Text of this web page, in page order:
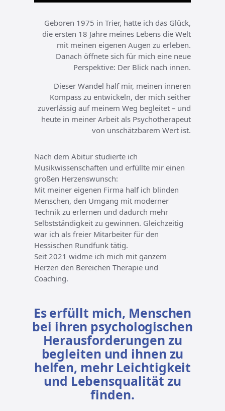
Geboren 1975 in Trier, hatte ich das Glück,
die ersten 18 Jahre meines Lebens die Welt
mit meinen eigenen Augen zu erleben.
Danach öffnete sich für mich eine neue
Perspektive: Der Blick nach innen.
Dieser Wandel half mir, meinen inneren
Kompass zu entwickeln, der mich seither
zuverlässig auf meinem Weg begleitet – und
heute in meiner Arbeit als Psychotherapeut
von unschätzbarem Wert ist.
Nach dem Abitur studierte ich
Musikwissenschaften und erfüllte mir einen
großen Herzenswunsch:
Mit meiner eigenen Firma half ich blinden
Menschen, den Umgang mit moderner
Technik zu erlernen und dadurch mehr
Selbstständigkeit zu gewinnen. Gleichzeitig
war ich als freier Mitarbeiter für den
Hessischen Rundfunk tätig.
Seit 2021 widme ich mich mit ganzem
Herzen den Bereichen Therapie und
Coaching.
Es erfüllt mich, Menschen
bei ihren psychologischen
Herausforderungen zu
begleiten und ihnen zu
helfen, mehr Leichtigkeit
und Lebensqualität zu
finden.